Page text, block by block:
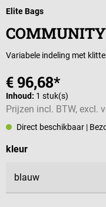
Elite Bags
Variabele indeling met
€ 96,68*
Inhoud: 1 stuk(s)
Prijzen incl. BTW, excl.
Direct beschikbaar |
Selecteer
kleur